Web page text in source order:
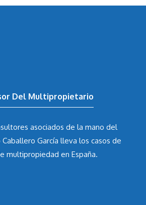
Del Multipropietario
asociados de la mano del
García lleva los casos de
multipropiedad en España.